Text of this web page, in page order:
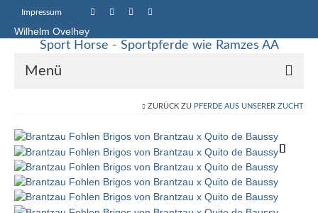
Impressum
Wilhelm Ovelhey
Sport Horse - Sportpferde wie Ramzes AA
Menü
Galerie
Stammstuten
Haupt-Vererber
ZURÜCK ZU PFERDE AUS UNSERER ZUCHT